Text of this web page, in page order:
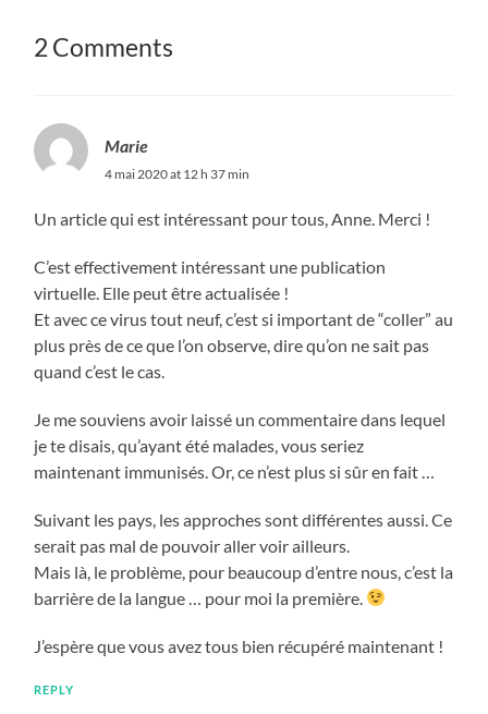
2 Comments
Marie
4 mai 2020 at 12 h 37 min
Un article qui est intéressant pour tous, Anne. Merci !
C’est effectivement intéressant une publication
virtuelle. Elle peut être actualisée !
Et avec ce virus tout neuf, c’est si important de “coller” au
plus près de ce que l’on observe, dire qu’on ne sait pas
quand c’est le cas.
Je me souviens avoir laissé un commentaire dans lequel
je te disais, qu’ayant été malades, vous seriez
maintenant immunisés. Or, ce n’est plus si sûr en fait …
Suivant les pays, les approches sont différentes aussi. Ce
serait pas mal de pouvoir aller voir ailleurs.
Mais là, le problème, pour beaucoup d’entre nous, c’est la
barrière de la langue … pour moi la première.
J’espère que vous avez tous bien récupéré maintenant !
REPLY